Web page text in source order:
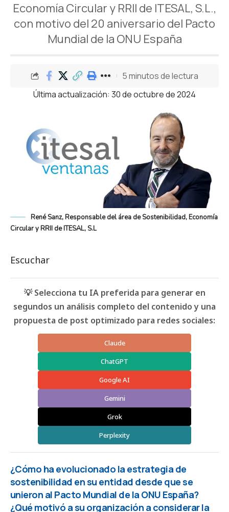
Economía Circular y RRII de ITESAL, S.L.,
con motivo del 20 aniversario del Pacto
Mundial de la ONU España
Última actualización: 30 de octubre de 2024
5 minutos de lectura
René Sanz, Responsable del área de Sostenibilidad, Economía
Circular y RRII de ITESAL, S.L
Escuchar
💡 Selecciona tu IA preferida para generar en
segundos un análisis completo del contenido y una
propuesta de post optimizado para redes sociales:
Claude
ChatGPT
Google AI
Gemini
Grok
Perplexity
¿Cómo ha evolucionado la estrategia de
sostenibilidad en su entidad desde que se
unieron al Pacto Mundial de la ONU España?
¿Qué motivó a su organización a considerar la